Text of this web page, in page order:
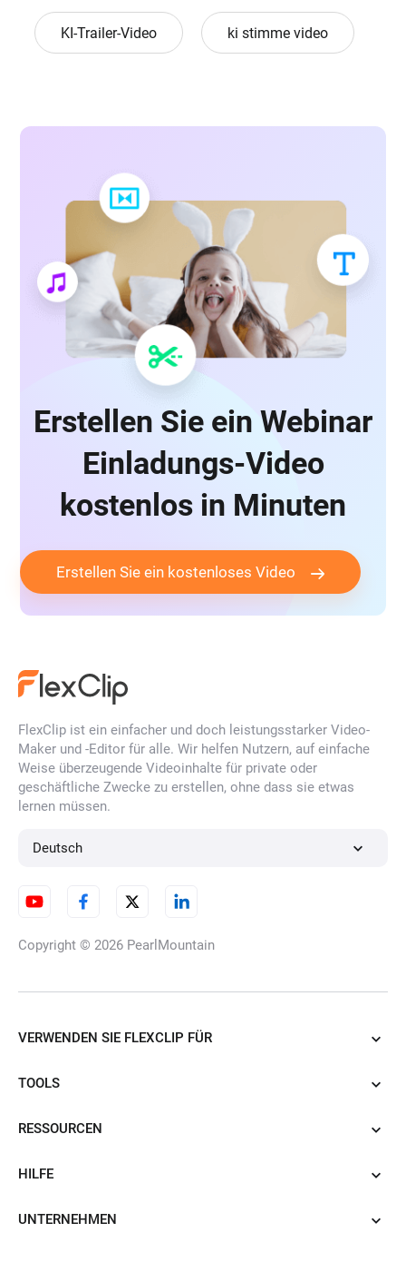
KI-Trailer-Video ki stimme video
Erstellen Sie ein Webinar
Einladungs-Video
kostenlos in Minuten
Erstellen Sie ein kostenloses Video
FlexClip ist ein einfacher und doch leistungsstarker Video-
Maker und -Editor für alle. Wir helfen Nutzern, auf einfache
Weise überzeugende Videoinhalte für private oder
geschäftliche Zwecke zu erstellen, ohne dass sie etwas
lernen müssen.
Deutsch
Copyright © 2026 PearlMountain
VERWENDEN SIE FLEXCLIP FÜR
TOOLS
RESSOURCEN
HILFE
UNTERNEHMEN